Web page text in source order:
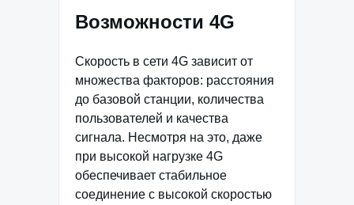
Возможности 4G
Скорость в сети 4G зависит от
множества факторов: расстояния
до базовой станции, количества
пользователей и качества
сигнала. Несмотря на это, даже
при высокой нагрузке 4G
обеспечивает стабильное
соединение с высокой скоростью